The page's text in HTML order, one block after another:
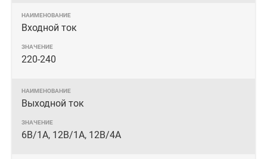
Входной ток
220-240
Выходной ток
6В/1А, 12В/1А, 12В/4А